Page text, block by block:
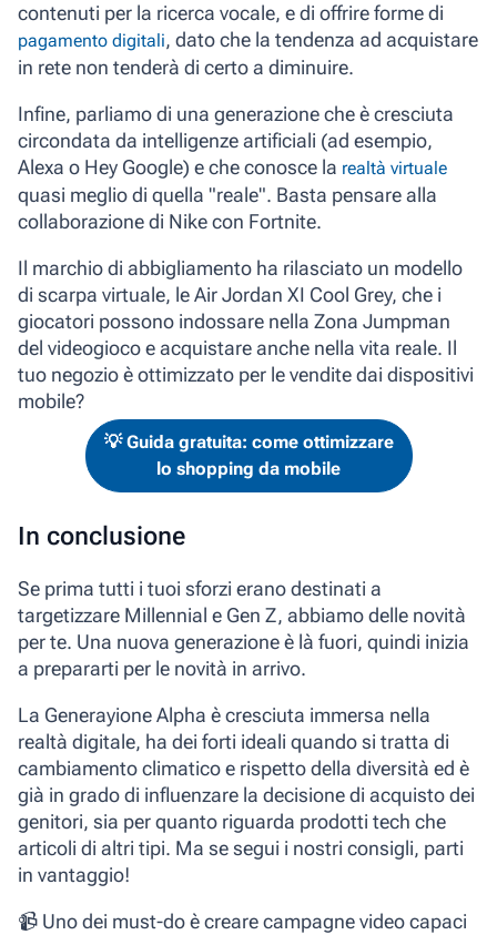
contenuti per la ricerca vocale, e di offrire forme di
pagamento digitali, dato che la tendenza ad acquistare
in rete non tenderà di certo a diminuire.
Infine, parliamo di una generazione che è cresciuta
circondata da intelligenze artificiali (ad esempio,
Alexa o Hey Google) e che conosce la realtà virtuale
quasi meglio di quella "reale". Basta pensare alla
collaborazione di Nike con Fortnite.
Il marchio di abbigliamento ha rilasciato un modello
di scarpa virtuale, leAir Jordan XI Cool Grey, che i
giocatori possono indossare nella Zona Jumpman
del videogioco e acquistare anche nella vita reale. Il
tuo negozio è ottimizzato per le vendite dai dispositivi
mobile?
💡 Guida gratuita: ­come ottimizzare
lo shopping da mobile
In conclusione
Se prima tutti i tuoi sforzi erano destinati a
targetizzare Millennial e Gen Z, abbiamo delle novità
per te. Una nuova generazione è là fuori, quindi inizia
a prepararti per le novità in arrivo.
La Generayione Alpha è cresciuta immersa nella
realtà digitale, ha dei forti ideali quando si tratta di
cambiamento climatico e rispetto della diversità ed è
già in grado di influenzare la decisione di acquisto dei
genitori, sia per quanto riguarda prodotti tech che
articoli di altri tipi. Ma se segui i nostri consigli, parti
in vantaggio!
📹 Uno dei must-do è creare campagne video capaci